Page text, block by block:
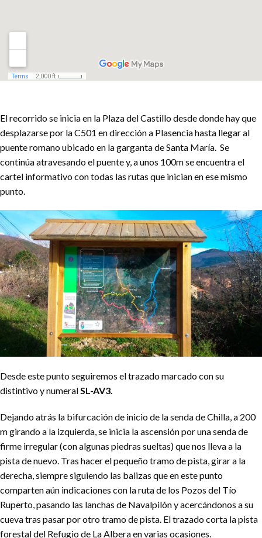
El recorrido se inicia en la Plaza del Castillo desde donde hay que
desplazarse por la C501 en dirección a Plasencia hasta llegar al
puente romano ubicado en la garganta de Santa María. Se
continúa atravesando el puente y, a unos 100m se encuentra el
cartel informativo con todas las rutas que inician en ese mismo
punto.
Desde este punto seguiremos el trazado marcado con su
distintivo y numeralSL-AV3.
Dejando atrás la bifurcación de inicio de la senda de Chilla, a 200
m girando a la izquierda, se inicia la ascensión por una senda de
firme irregular (con algunas piedras sueltas) que nos lleva a la
pista de nuevo. Tras hacer el pequeño tramo de pista, girar a la
derecha, siempre siguiendo las balizas que en este punto
comparten aún indicaciones con la ruta de los Pozos del Tío
Ruperto, pasando las lanchas de Navalpilón y acercándonos a su
cueva tras pasar por otro tramo de pista. El trazado corta la pista
forestal del Refugio de La Albera en varias ocasiones.